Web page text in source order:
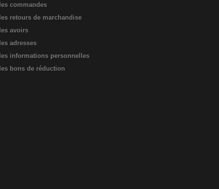
commandes
retours de marchandise
avoirs
adresses
informations personnelles
bons de réduction